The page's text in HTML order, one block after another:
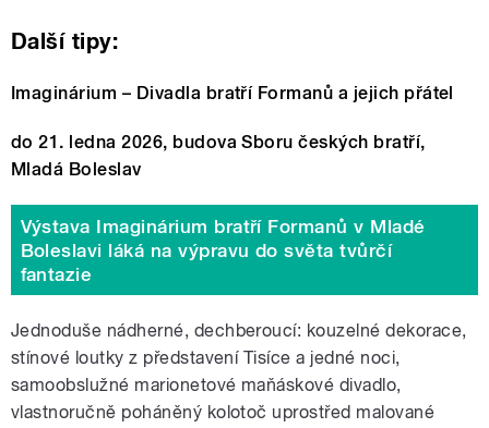
Další tipy:
Imaginárium – Divadla bratří Formanů a jejich přátel
do 21. ledna 2026, budova Sboru českých bratří,
Mladá Boleslav
Výstava Imaginárium bratří Formanů v Mladé
Boleslavi láká na výpravu do světa tvůrčí
fantazie
Jednoduše nádherné, dechberoucí: kouzelné dekorace,
stínové loutky z představení Tisíce a jedné noci,
samoobslužné marionetové maňáskové divadlo,
vlastnoručně poháněný kolotoč uprostřed malované